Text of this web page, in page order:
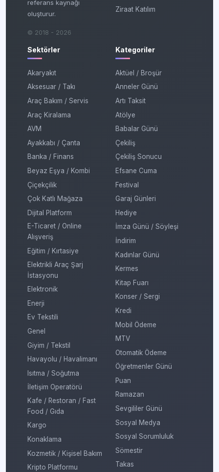
referans kaynağı
oluşturur.
© 2018 - 2026
Ziraat Katılım
Sektörler
Akaryakıt
Aksesuar / Takı
Araç Bakım / Servis
Araç Kiralama
AVM
Ayakkabı / Çanta
Banka / Finans
Beyaz Eşya / Kombi
Çiçekçilik
Çok Katlı Mağaza
Dijital Platform
E-Ticaret / Online
Alışveriş
Eğitim / Kırtasiye
Elektrikli Araç Şarj
İstasyonu
Elektronik
Enerji
Ev Tekstili
Genel
Giyim / Tekstil
Havayolu / Havalimanı
Isıtma / Soğutma
İletişim Operatörü
Kafe / Restoran / Fast
Food / Gıda
Kargo
Konaklama
Kozmetik / Kişisel Bakım
Kripto Platformu
Kategoriler
Aktüel / Broşür
Anneler Günü
Artı Taksit
Atölye
Babalar Günü
Çekiliş
Çekiliş Sonucu
Efsane Cuma
Festival
Garaj Günleri
Hediye
İmza Günü / Söyleşi
İndirim
Kadınlar Günü
Kermes
Kitap Fuarı
Konser / Sergi
Kredi
Mobil Ödeme
MTV
Otomatik Ödeme
Öğretmenler Günü
Puan
Ramazan
Sevgililer Günü
Sosyal Medya
Sosyal Sorumluluk
Sömestir
Takas